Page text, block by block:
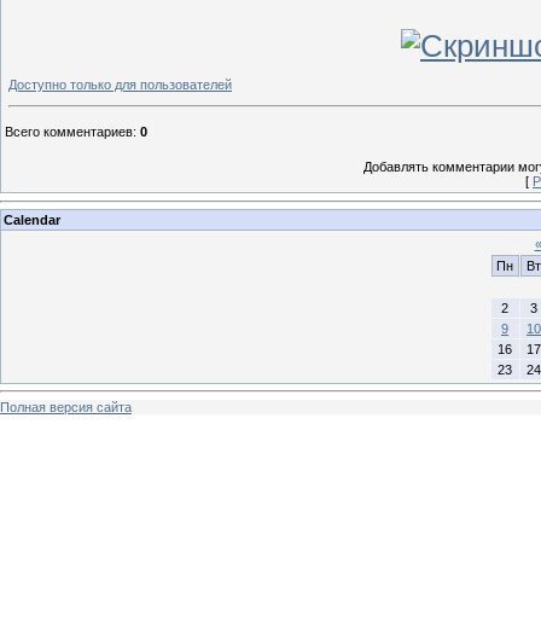
Доступно только для пользователей
Всего комментариев: 0
Добавлять комментарии
[
Calendar
«
Пн
Вт
2
3
9
10
16
17
23
24
Полная версия сайта